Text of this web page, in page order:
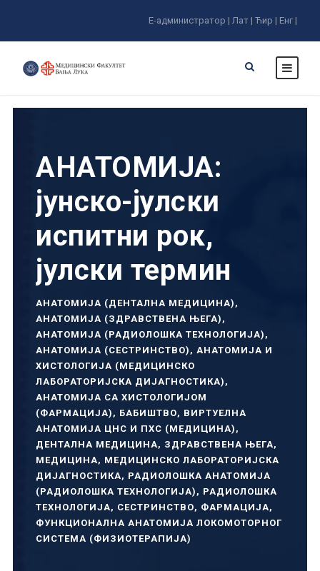
Е-администратор | Лат | Ћир | Енг |
АНАТОМИЈА:
јунско-јулски
испитни рок,
јулски термин
АНАТОМИЈА (ДЕНТАЛНА МЕДИЦИНА) ,
АНАТОМИЈА (ЗДРАВСТВЕНА ЊЕГА) ,
АНАТОМИЈА (РАДИОЛОШКА ТЕХНОЛОГИЈА) ,
АНАТОМИЈА (СЕСТРИНСТВО) , АНАТОМИЈА И
ХИСТОЛОГИЈА (МЕДИЦИНСКО
ЛАБОРАТОРИЈСКА ДИЈАГНОСТИКА) ,
АНАТОМИЈА СА ХИСТОЛОГИЈОМ
(ФАРМАЦИЈА) , БАБИШТВО, ВИРТУЕЛНА
АНАТОМИЈА ЦНС И ПХС (МЕДИЦИНА) ,
ДЕНТАЛНА МЕДИЦИНА, ЗДРАВСТВЕНА ЊЕГА,
МЕДИЦИНА, МЕДИЦИНСКО ЛАБОРАТОРИЈСКА
ДИЈАГНОСТИКА, РАДИОЛОШКА АНАТОМИЈА
(РАДИОЛОШКА ТЕХНОЛОГИЈА) , РАДИОЛОШКА
ТЕХНОЛОГИЈА, СЕСТРИНСТВО, ФАРМАЦИЈА,
ФУНКЦИОНАЛНА АНАТОМИЈА ЛОКОМОТОРНОГ
СИСТЕМА (ФИЗИОТЕРАПИЈА)